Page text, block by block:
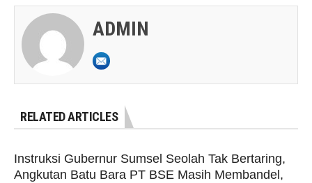
ADMIN
RELATED ARTICLES
Instruksi Gubernur Sumsel Seolah Tak Bertaring,
Angkutan Batu Bara PT BSE Masih Membandel,